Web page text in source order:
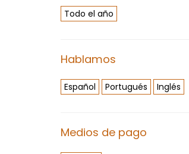
Todo el año
Hablamos
Español Portugués Inglés
Medios de pago